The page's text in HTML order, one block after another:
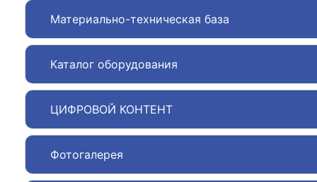
Материально-техническая база
Каталог оборудования
ЦИФРОВОЙ КОНТЕНТ
Фотогалерея